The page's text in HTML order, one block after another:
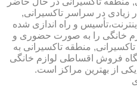
زیادی در سراسر تاکسیرانی,
و راه اندازی شده
خانگی را به صورت حضوری و
منطقه تاکسیرانی به
فروش اقساطی لوازم خانگی
از بهترین مراکز است.